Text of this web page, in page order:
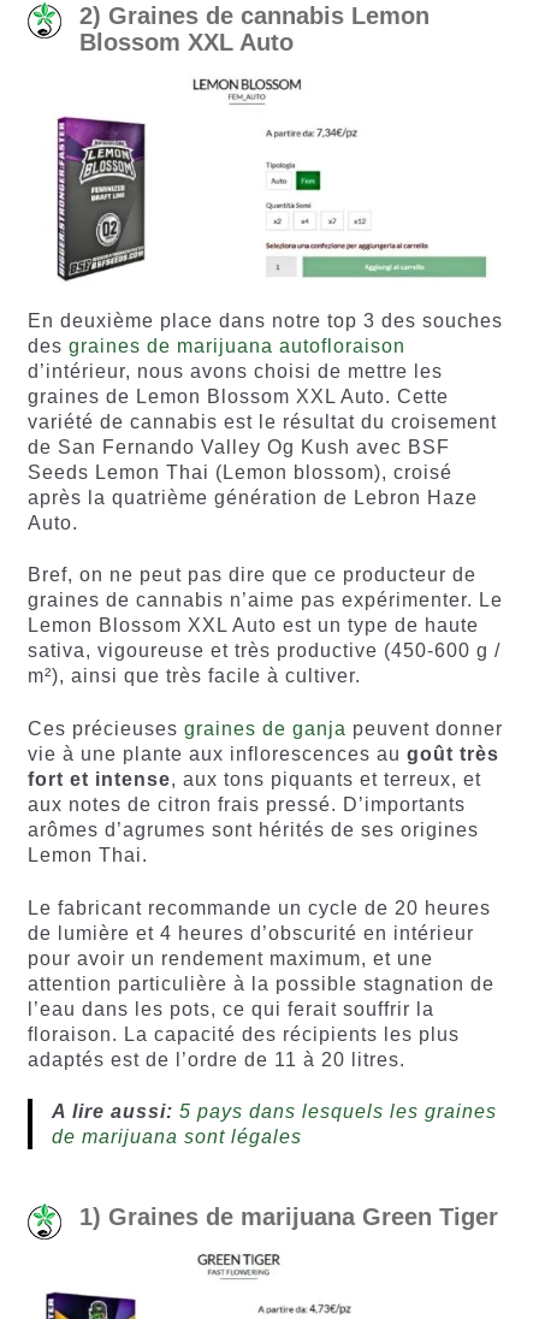
2) Graines de cannabis Lemon
Blossom XXL Auto
En deuxième place dans notre top 3 des souches
des graines de marijuana autofloraison
d’intérieur, nous avons choisi de mettre les
graines de Lemon Blossom XXL Auto. Cette
variété de cannabis est le résultat du croisement
de San Fernando Valley Og Kush avec BSF
Seeds Lemon Thai (Lemon blossom), croisé
après la quatrième génération de Lebron Haze
Auto.
Bref, on ne peut pas dire que ce producteur de
graines de cannabis n’aime pas expérimenter. Le
Lemon Blossom XXL Auto est un type de haute
sativa, vigoureuse et très productive (450-600 g /
m²), ainsi que très facile à cultiver.
Ces précieuses graines de ganja peuvent donner
vie à une plante aux inflorescences au goût très
fort et intense, aux tons piquants et terreux, et
aux notes de citron frais pressé. D’importants
arômes d’agrumes sont hérités de ses origines
Lemon Thai.
Le fabricant recommande un cycle de 20 heures
de lumière et 4 heures d’obscurité en intérieur
pour avoir un rendement maximum, et une
attention particulière à la possible stagnation de
l’eau dans les pots, ce qui ferait souffrir la
floraison. La capacité des récipients les plus
adaptés est de l’ordre de 11 à 20 litres.
A lire aussi: 5 pays dans lesquels les graines
de marijuana sont légales
1) Graines de marijuana Green Tiger